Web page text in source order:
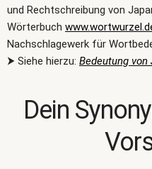
und Rechtschreibung von
Wörterbuch
Nachschlagewerk für
⮞ Siehe hierzu: Bedeutung von
Dein